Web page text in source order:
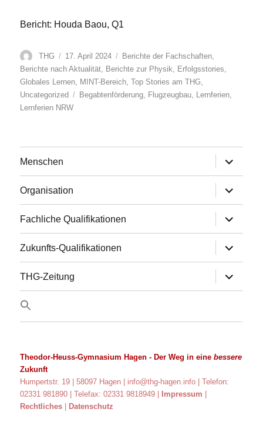
Bericht: Houda Baou, Q1
Autor
THG
Veröffentlicht
am
17. April 2024 Kategorien
Berichte der Fachschaften,
Berichte nach Aktualität, Berichte zur Physik, Erfolgsstories,
Globales Lernen, MINT-Bereich,Top Stories am THG,
Uncategorized
Schlagwörter
Begabtenförderung, Flugzeugbau, Lernferien,
Lernferien NRW
Menschen
anzeigen
Organisation
anzeigen
Fachliche Qualifikationen
anzeigen
Zukunfts-Qualifikationen
anzeigen
THG-Zeitung
anzeigen
Theodor-Heuss-Gymnasium Hagen - Der Weg in einebessere
Zukunft
Humpertstr. 19 | 58097 Hagen | info@thg-hagen.info
| Telefon:
02331 981890 | Telefax: 02331 9818949 |
Impressum
Rechtliches
Datenschutz